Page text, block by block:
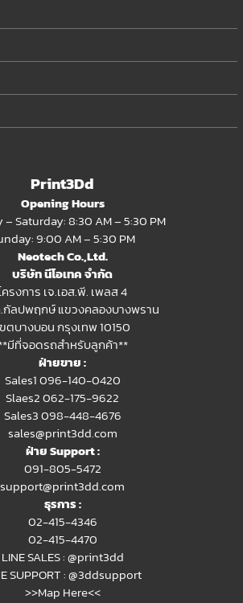
Print3Dd
Opening Hours
– Saturday: 8:30 AM – 5:30 PM
9:00 AM – 5:30 PM
Neotech Co.,Ltd.
บริษัท นีโอเทค จำกัด
ครงการ เจ.เอส.พี. เพลส 4
กัลปพฤกษ์ แขวงคลองบางพราน
ตบางบอน กรุงเทพ 10150
มีที่จอดรถสำหรับลูกค้า**
ฝ่ายขาย :
Sales1 096-140-0420
Slaes2062-175-9622
Sales3 098-448-4676
sales@print3dd.com
ฝ่าย Support :
091-805-5472
support@print3dd.com
ธุรการ :
02-415-4346
02-415-4470
LINE SALES :@print3dd
SUPPORT :@3ddsupport
>>Map Here<<